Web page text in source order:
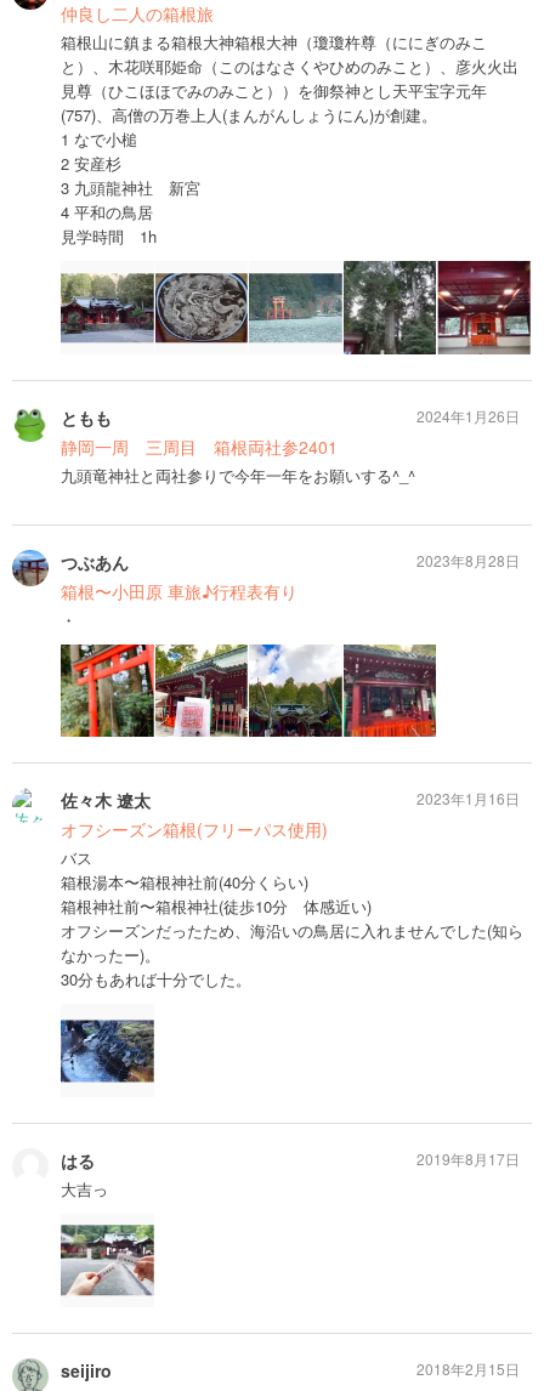
仲良し二人の箱根旅
箱根山に鎮まる箱根大神箱根大神（瓊瓊杵尊（ににぎのみこ
と）、木花咲耶姫命（このはなさくやひめのみこと）、彦火火出
見尊（ひこほほでみのみこと））を御祭神とし天平宝字元年
(757)、高僧の万巻上人(まんがんしょうにん)が創建。
1 なで小槌
2 安産杉
3 九頭龍神社 新宮
4 平和の鳥居
見学時間 1h
ともも
静岡一周 三周目 箱根両社参2401
九頭竜神社と両社参りで今年一年をお願いする^_^
2024年1月26日
つぶあん
箱根〜小田原 車旅♪行程表有り
・
2023年8月28日
佐々木 遼太
オフシーズン箱根(フリーパス使用)
バス
箱根湯本〜箱根神社前(40分くらい)
箱根神社前〜箱根神社(徒歩10分 体感近い)
オフシーズンだったため、海沿いの鳥居に入れませんでした(知ら
なかったー)。
30分もあれば十分でした。
2023年1月16日
はる
大吉っ
2019年8月17日
seijiro 2018年2月15日